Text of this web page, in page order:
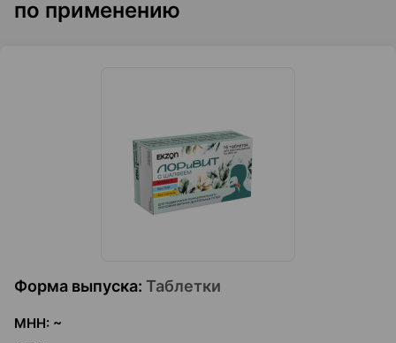
по применению
Форма выпуска: Таблетки
МНН: ~